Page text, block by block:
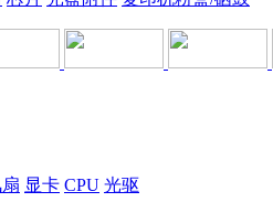
显卡 CPU 光驱